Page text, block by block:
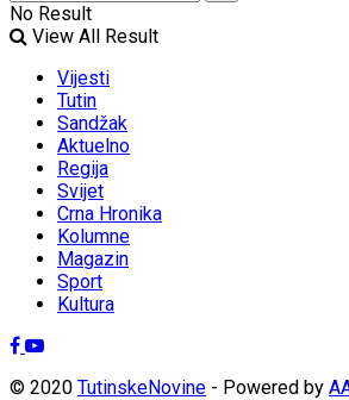
No Result
View All Result
Vijesti
Tutin
Sandžak
Aktuelno
Regija
Svijet
Crna Hronika
Kolumne
Magazin
Sport
Kultura
© 2020 TutinskeNovine - Powered by